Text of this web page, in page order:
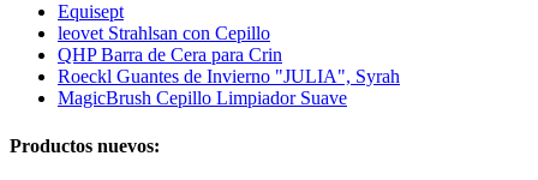
Equisept
leovet Strahlsan con Cepillo
QHP Barra de Cera para Crin
Roeckl Guantes de Invierno "JULIA", Syrah
MagicBrush Cepillo Limpiador Suave
Productos nuevos: